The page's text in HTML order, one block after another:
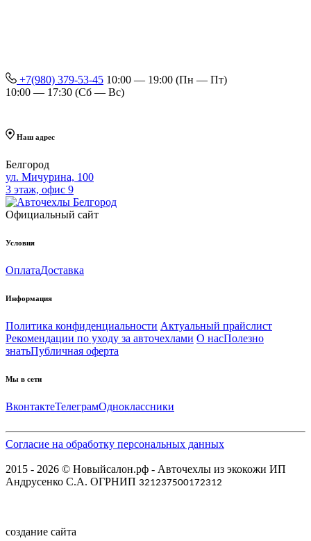
+7(980) 379-53-45 10:00 — 19:00 (Пн — Пт)
10:00 — 17:30 (Сб — Вс)
Наш адрес
Белгород
ул. Мичурина, 100
3 этаж, офис 9
Официальный сайт
Условия
ОплатаДоставка
Информация
Политика конфиденциальности Актуальный прайслист
Рекомендации по уходу за авточехлами О насПолезно
знатьПубличная оферта
Мы в сети
ВконтактеТелеграмОдноклассники
Согласие на обработку персональных данных
2015 - 2026 © Новыйсалон.рф - Авточехлы из экокожи ИП
Андрусенко С.А. ОГРНИП 321237500172312
создание сайта